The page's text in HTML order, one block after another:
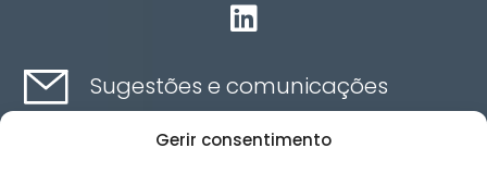
Gerir consentimento

Sugestões e comunicações